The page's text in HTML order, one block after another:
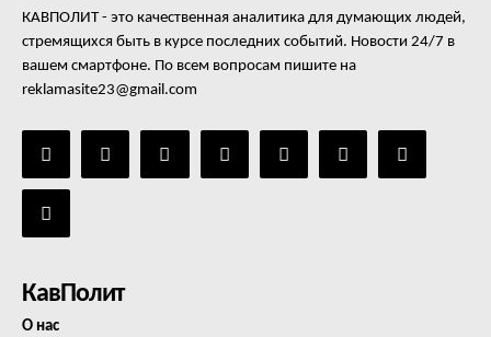
КАВПОЛИТ - это качественная аналитика для думающих людей,
стремящихся быть в курсе последних событий. Новости 24/7 в
вашем смартфоне. По всем вопросам пишите на
reklamasite23@gmail.com
КавПолит
О нас